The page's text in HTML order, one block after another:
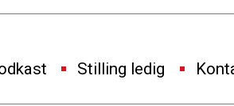
Stilling ledig